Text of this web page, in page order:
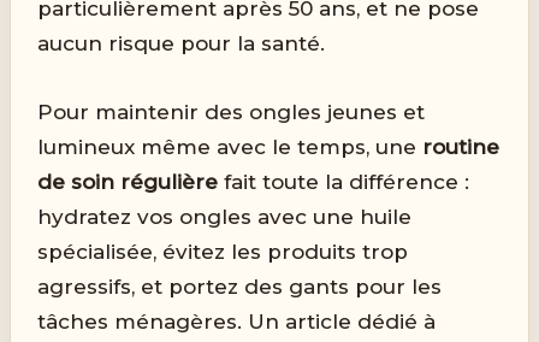
particulièrement après 50 ans, et ne pose
aucun risque pour la santé.
Pour maintenir des ongles jeunes et
lumineux même avec le temps, une routine
de soin régulière fait toute la différence :
hydratez vos ongles avec une huile
spécialisée, évitez les produits trop
agressifs, et portez des gants pour les
tâches ménagères. Un article dédié à